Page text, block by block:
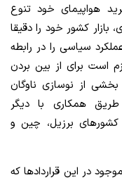
هواپیمای خود تنوع
بازار کشور خود را دقیقا
سیاسی را در رابطه
است برای از بین بردن
از نوسازی ناوگان
همکاری با دیگر
کشورهای برزیل، چین و
در این قراردادها که